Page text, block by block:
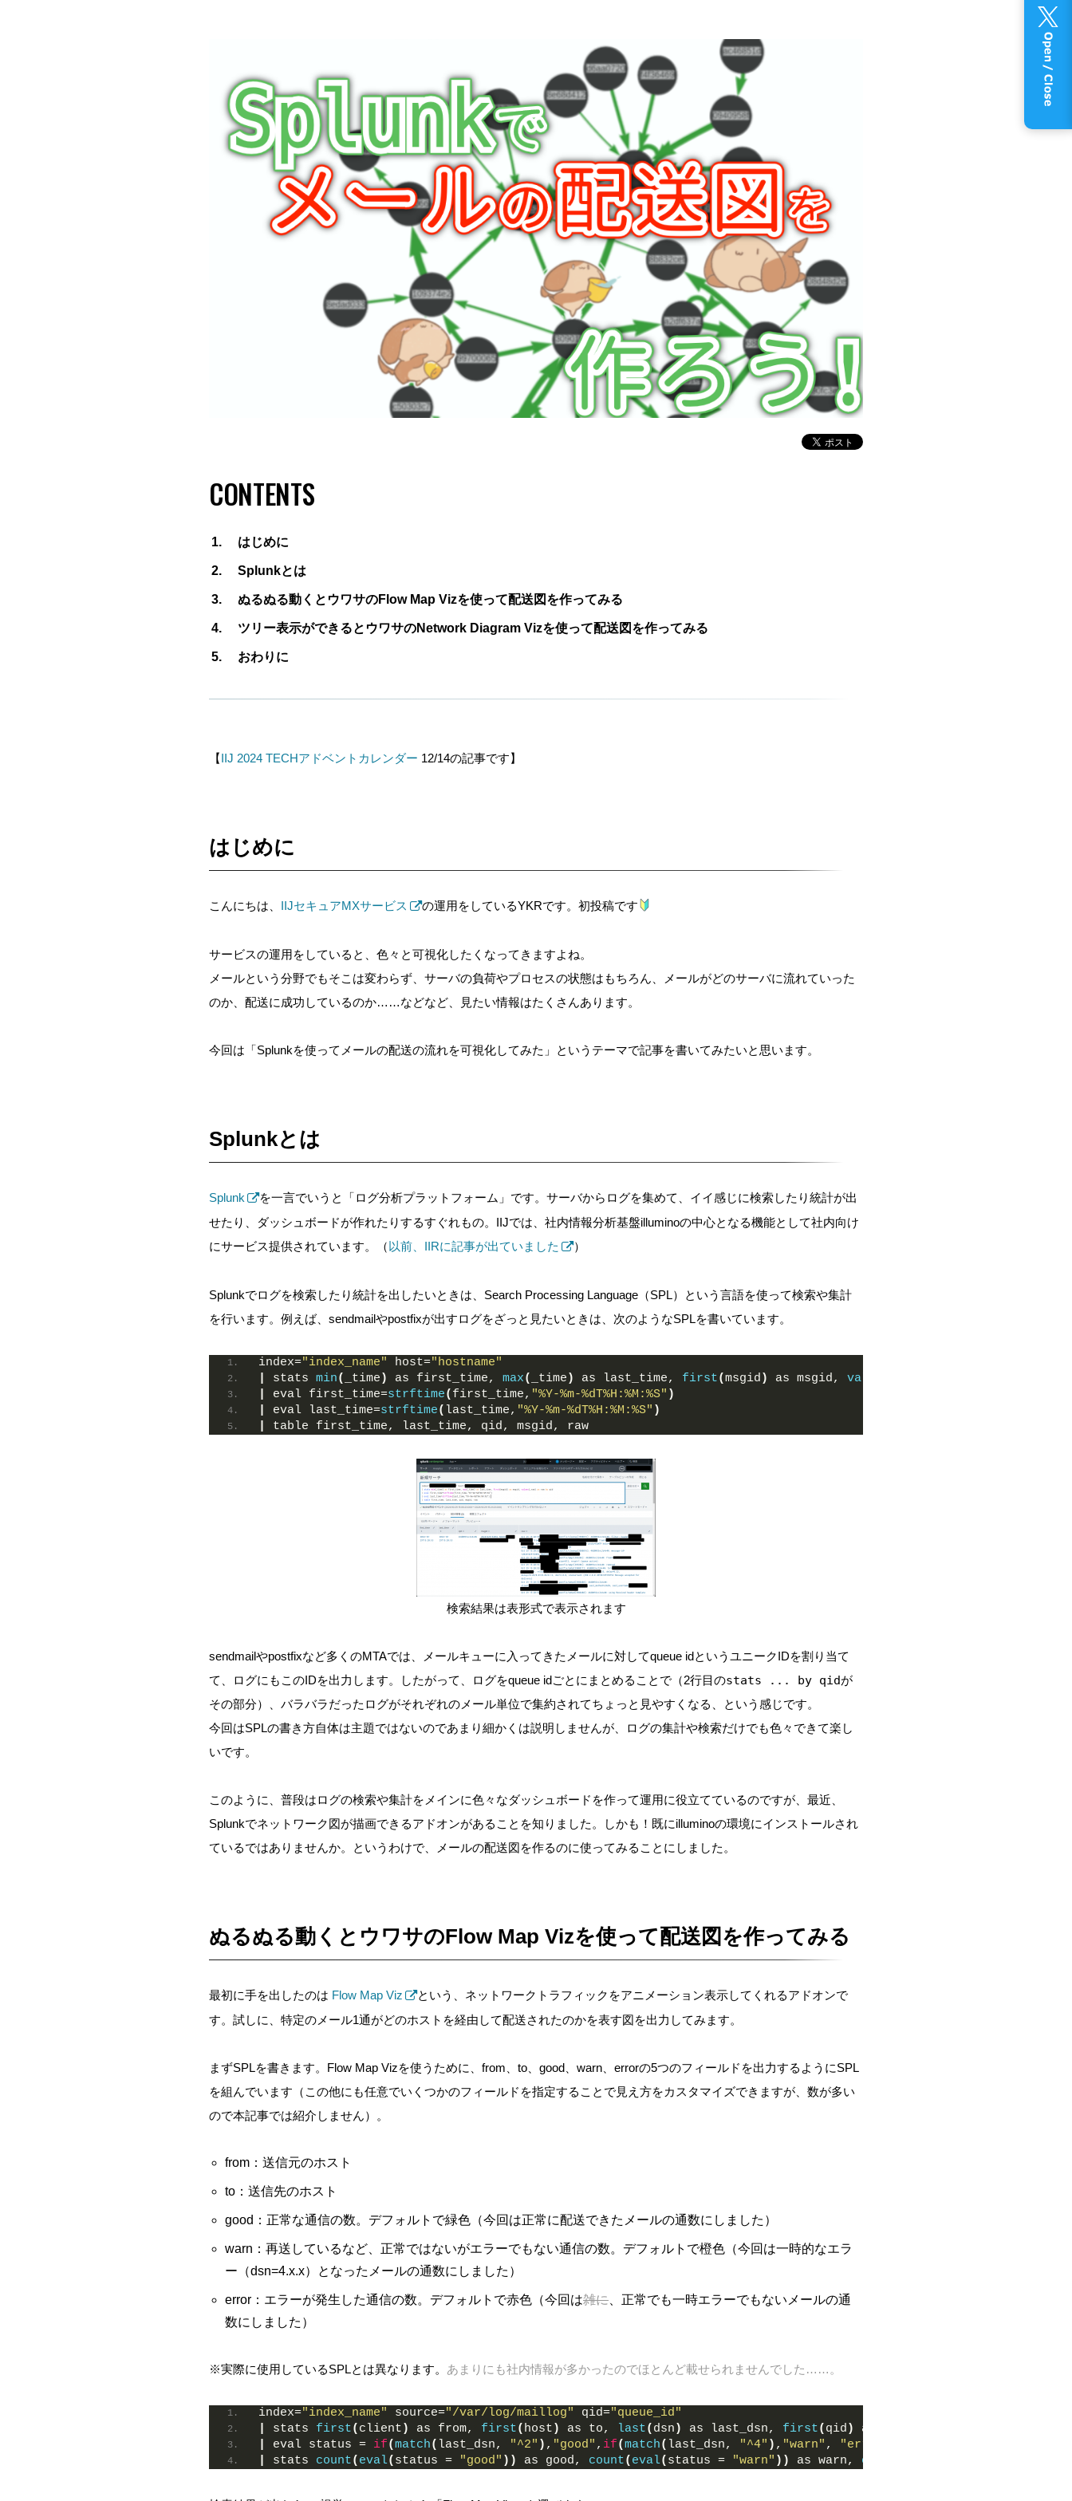
CONTENTS
はじめに
Splunkとは
ぬるぬる動くとウワサのFlow Map Vizを使って配送図を作ってみる
ツリー表示ができるとウワサのNetwork Diagram Vizを使って配送図を作ってみる
おわりに
【IIJ 2024 TECHアドベントカレンダー 12/14の記事です】
はじめに
こんにちは、 IIJセキュアMXサービス の運用をしているYKRです。初投稿です
サービスの運用をしていると、色々と可視化したくなってきますよね。
メールという分野でもそこは変わらず、サーバの負荷やプロセスの状態はもちろん、メールがどのサーバに流れていった
のか、配送に成功しているのか……などなど、見たい情報はたくさんあります。
今回は「Splunkを使ってメールの配送の流れを可視化してみた」というテーマで記事を書いてみたいと思います。
Splunkとは
Splunk
を一言でいうと「ログ分析プラットフォーム」です。サーバからログを集めて、イイ感じに検索したり統計が出
せたり、ダッシュボードが作れたりするすぐれもの。IIJでは、社内情報分析基盤illuminoの中心となる機能として社内向け
にサービス提供されています。（ 以前、IIRに記事が出ていました ）
Splunkでログを検索したり統計を出したいときは、Search Processing Language（SPL）という言語を使って検索や集計
を行います。例えば、sendmailやpostfixが出すログをざっと見たいときは、次のようなSPLを書いています。
index="index_name" host="hostname"
stats min( _time ) as first_time, max( _time ) as last_time, first(msgid ) as msgid, values
eval first_time=strftime( first_time, "%Y-%m-%dT%H:%M:%S" )
eval last_time=strftime( last_time, "%Y-%m-%dT%H:%M:%S" )
table first_time, last_time, qid, msgid, raw
検索結果は表形式で表示されます
sendmailやpostfixなど多くのMTAでは、メールキューに入ってきたメールに対してqueue idというユニークIDを割り当て
て、ログにもこのIDを出力します。したがって、ログをqueue idごとにまとめることで（2行目のstats ... by qidが
その部分）、バラバラだったログがそれぞれのメール単位で集約されてちょっと見やすくなる、という感じです。
今回はSPLの書き方自体は主題ではないのであまり細かくは説明しませんが、ログの集計や検索だけでも色々できて楽し
いです。
このように、普段はログの検索や集計をメインに色々なダッシュボードを作って運用に役立てているのですが、最近、
Splunkでネットワーク図が描画できるアドオンがあることを知りました。しかも！既にilluminoの環境にインストールされ
ているではありませんか。というわけで、メールの配送図を作るのに使ってみることにしました。
ぬるぬる動くとウワサのFlow Map Vizを使って配送図を作ってみる
最初に手を出したのは Flow Map Viz
という、ネットワークトラフィックをアニメーション表示してくれるアドオンで
す。試しに、特定のメール1通がどのホストを経由して配送されたのかを表す図を出力してみます。
まずSPLを書きます。Flow Map Vizを使うために、from、to、good、warn、errorの5つのフィールドを出力するようにSPL
を組んでいます（この他にも任意でいくつかのフィールドを指定することで見え方をカスタマイズできますが、数が多い
ので本記事では紹介しません）。
from：送信元のホスト
to：送信先のホスト
good：正常な通信の数。デフォルトで緑色（今回は正常に配送できたメールの通数にしました）
warn：再送しているなど、正常ではないがエラーでもない通信の数。デフォルトで橙色（今回は一時的なエラ
ー（dsn=4.x.x）となったメールの通数にしました）
error：エラーが発生した通信の数。デフォルトで赤色（今回は雑に 、正常でも一時エラーでもないメールの通
数にしました）
※実際に使用しているSPLとは異なります。 あまりにも社内情報が多かったのでほとんど載せられませんでした……。
index="index_name" source="/var/log/maillog" qid="queue_id"
stats first( client ) as from, first( host ) as to, last( dsn ) as last_dsn, first( qid )
as qid
eval status = if(match( last_dsn, "^2" ) , "good" , if(match( last_dsn, "^4" ) , "warn" , "error"
stats count( eval( status = "good" )) as good, count( eval( status = "warn" )) as warn, count